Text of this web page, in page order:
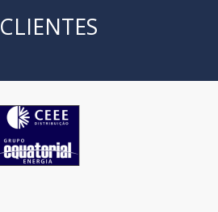
CLIENTES